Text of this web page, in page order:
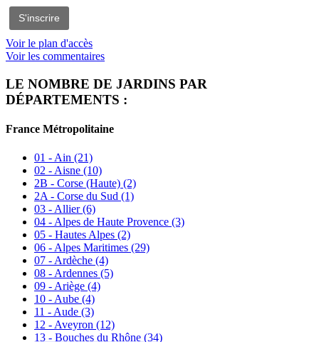
Voir le plan d'accès
Voir les commentaires
LE NOMBRE DE JARDINS PAR
DÉPARTEMENTS :
France Métropolitaine
01 - Ain (21)
02 - Aisne (10)
2B - Corse (Haute) (2)
2A - Corse du Sud (1)
03 - Allier(6)
04 - Alpes de Haute Provence (3)
05 - Hautes Alpes (2)
06 - Alpes Maritimes (29)
07 - Ardèche (4)
08 - Ardennes (5)
09 - Ariège (4)
10 - Aube (4)
11 - Aude (3)
12 - Aveyron (12)
13 - Bouches du Rhône (34)